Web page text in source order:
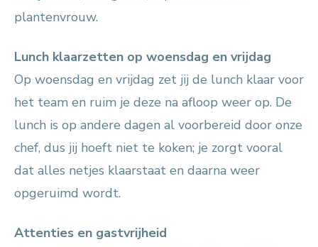
plantenvrouw.
Lunch klaarzetten op woensdag en vrijdag
Op woensdag en vrijdag zet jij de lunch klaar voor
het team en ruim je deze na afloop weer op. De
lunch is op andere dagen al voorbereid door onze
chef, dus jij hoeft niet te koken; je zorgt vooral
dat alles netjes klaarstaat en daarna weer
opgeruimd wordt.
Attenties en gastvrijheid